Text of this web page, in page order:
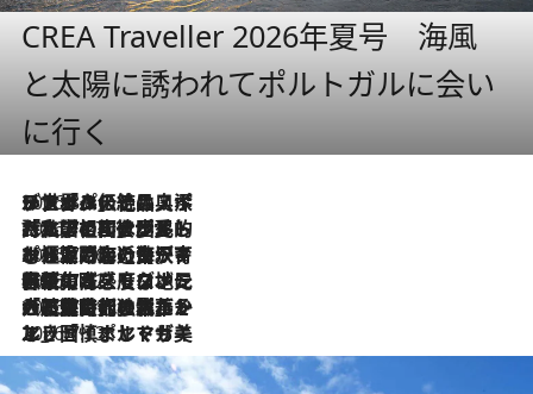
CREA Traveller 2026年夏号 海風
と太陽に誘われてポルトガルに会い
に行く
2026.8.8
リスボンの絶品スイーツ「パステル・デ・ナタ」とは？ポルトガル伝統の奥深い世界へ
2026.7.27
「私の祖国はポルトガル語です」国民的詩人フェルナンド・ペソアと、彼が愛した文学の街を歩く
2026.7.26
ポルトガル近海が育む極上の海の幸。キリリと冷えた白ワインと愉しむ、シーフード専門店の贅沢
2026.7.22
伝統の味をモダンに昇華。高感度な地元客が集う、リスボンの最旬ガストロノミー
2026.7.21
大航海時代の栄華から、震災、独裁、そして革命へ。ポルトガル・首都リスボンの石畳に刻まれた「歴史の光と影」
2026.7.13
エッセイ・ヤマザキマリ「慎ましくも美しき国 ポルトガル」